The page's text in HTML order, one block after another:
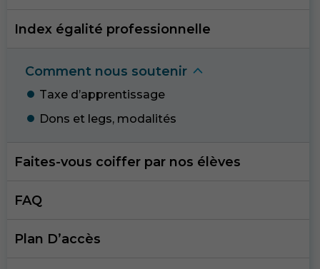
Index égalité professionnelle
Comment nous soutenir
Taxe d’apprentissage
Dons et legs, modalités
Faites-vous coiffer par nos élèves
FAQ
Plan D’accès